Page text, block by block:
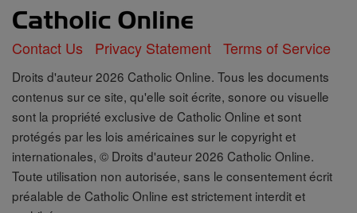
Contact Us Privacy Statement Terms of Service
Droits d'auteur 2026 Catholic Online. Tous les documents
contenus sur ce site, qu'elle soit écrite, sonore ou visuelle
sont la propriété exclusive de Catholic Online et sont
protégés par les lois américaines sur le copyright et
internationales, © Droits d'auteur 2026 Catholic Online.
Toute utilisation non autorisée, sans le consentement écrit
préalable de Catholic Online est strictement interdit et